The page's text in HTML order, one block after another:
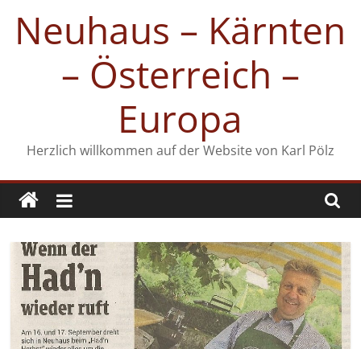
Inhalt
springen
Neuhaus – Kärnten
– Österreich –
Europa
Herzlich willkommen auf der Website von Karl Pölz